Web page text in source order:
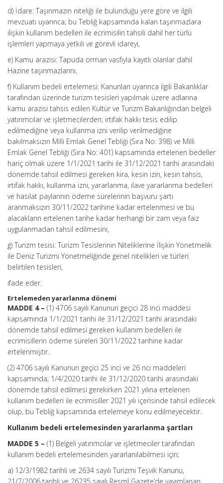
d) İdare: Taşınmazın niteliği ile bulunduğu yere göre ve ilgili
mevzuatı uyarınca; bu Tebliğ kapsamında kalan taşınmazlara
ilişkin kullanım bedelleri ile ecrimisilin tahsili dahil her türlü
işlemleri yapmaya yetkili ve görevli idareyi,
e) Kamu arazisi: Tapuda orman vasfıyla kayıtlı olanlar dahil
Hazine taşınmazlarını,
f) Kullanım bedeli ertelemesi: Kanunları uyarınca ilgili Bakanlıklar
tarafından üzerinde turizm tesisleri yapılmak üzere adlarına
kamu arazisi tahsis edilen Kültür ve Turizm Bakanlığından belgeli
yatırımcılar ve işletmecilerden; irtifak hakkı tesis edilip
edilmediğine veya kullanma izni verilip verilmediğine
bakılmaksızın Milli Emlak Genel Tebliği (Sıra No: 398) ve Milli
Emlak Genel Tebliği (Sıra No: 401) kapsamında ertelenen bedeller
hariç olmak üzere 1/1/2021 tarihi ile 31/12/2021 tarihi arasındaki
dönemde tahsil edilmesi gereken kira, kesin izin, kesin tahsis,
irtifak hakkı, kullanma izni, yararlanma, ilave yararlanma bedelleri
ve hasılat paylarının ödeme sürelerinin başvuru şartı
aranmaksızın 30/11/2022 tarihine kadar ertelenmesi ve bu
alacakların ertelenen tarihe kadar herhangi bir zam veya faiz
uygulanmadan tahsil edilmesini,
g) Turizm tesisi: Turizm Tesislerinin Niteliklerine İlişkin Yönetmelik
ile Deniz Turizmi Yönetmeliğinde genel nitelikleri ve türleri
belirtilen tesisleri,
ifade eder.
Ertelemeden yararlanma dönemi
MADDE 4 – (1) 4706 sayılı Kanunun geçici 28 inci maddesi
kapsamında 1/1/2021 tarihi ile 31/12/2021 tarihi arasındaki
dönemde tahsil edilmesi gereken kullanım bedelleri ile
ecrimisillerin ödeme süreleri 30/11/2022 tarihine kadar
ertelenmiştir.
(2) 4706 sayılı Kanunun geçici 25 inci ve 26 ncı maddeleri
kapsamında; 1/4/2020 tarihi ile 31/12/2020 tarihi arasındaki
dönemde tahsil edilmesi gerekirken 2021 yılına ertelenen
kullanım bedelleri ile ecrimisiller 2021 yılı içerisinde tahsil edilecek
olup, bu Tebliğ kapsamında ertelemeye konu edilmeyecektir.
Kullanım bedeli ertelemesinden yararlanma şartları
MADDE 5 – (1) Belgeli yatırımcılar ve işletmeciler tarafından
kullanım bedeli ertelemesinden yararlanılabilmesi için;
a) 12/3/1982 tarihli ve 2634 sayılı Turizmi Teşvik Kanunu,